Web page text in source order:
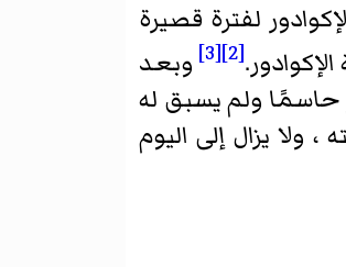
لفترة قصيرة
[2]
[3]
وبعد
حاسمًا ولم يسبق له
يزال إلى اليوم